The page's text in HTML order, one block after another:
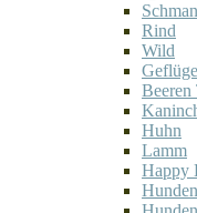
Rind
Wild
Beeren
Huhn
Lamm
Happy